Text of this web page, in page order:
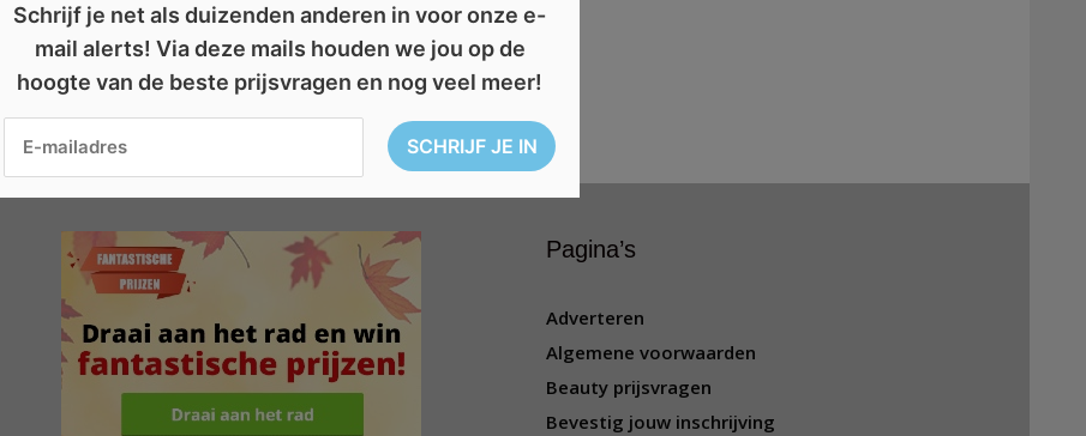
Pagina’s
Adverteren
Algemene voorwaarden
Beauty prijsvragen
Bevestig jouw inschrijving
Schrijf je net als duizenden anderen in voor onze e-
mail alerts! Via deze mails houden we jou op de
hoogte van de beste prijsvragen en nog veel meer!